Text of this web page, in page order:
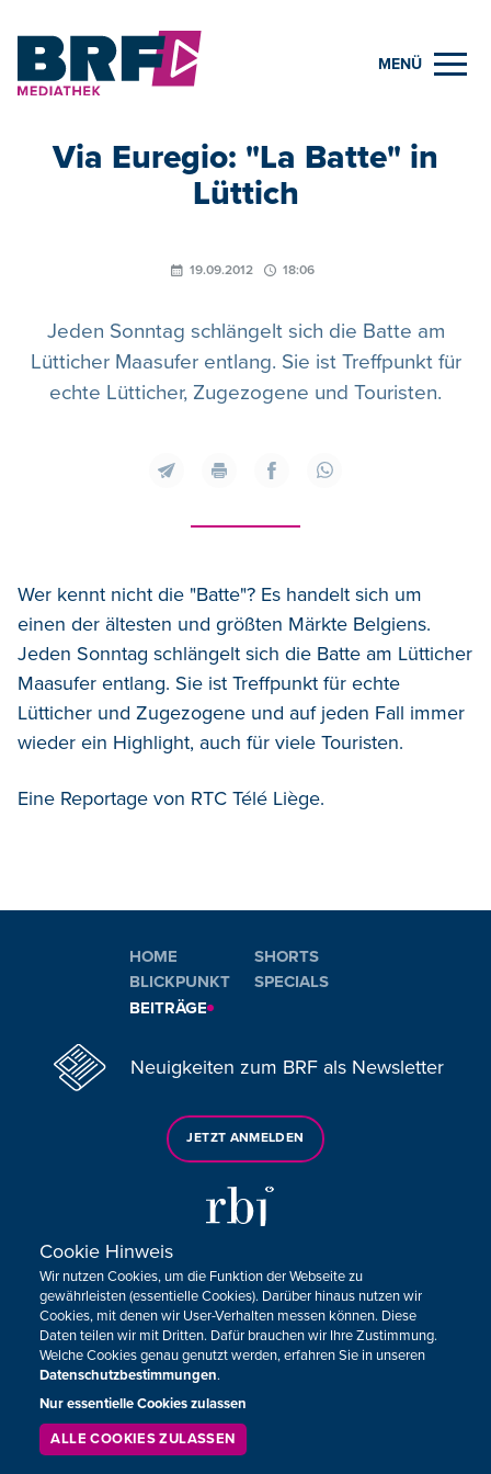
MENÜ
Via Euregio: "La Batte" in
Lüttich
19.09.2012 18:06
Jeden Sonntag schlängelt sich die Batte am
Lütticher Maasufer entlang. Sie ist Treffpunkt für
echte Lütticher, Zugezogene und Touristen.
Wer kennt nicht die "Batte"? Es handelt sich um
einen der ältesten und größten Märkte Belgiens.
Jeden Sonntag schlängelt sich die Batte am Lütticher
Maasufer entlang. Sie ist Treffpunkt für echte
Lütticher und Zugezogene und auf jeden Fall immer
wieder ein Highlight, auch für viele Touristen.
Eine Reportage von RTC Télé Liège.
HOME
BLICKPUNKT
BEITRÄGE
SHORTS
SPECIALS
Neuigkeiten zum BRF als Newsletter
JETZT ANMELDEN
Sie haben noch Fragen oder Anmerkungen?
KONTAKTIEREN SIE UNS!
Impressum Datenschutz
Cookie-Zustimmung anpassen
Cookie Hinweis
Wir nutzen Cookies, um die Funktion der Webseite zu
gewährleisten (essentielle Cookies). Darüber hinaus nutzen wir
Cookies, mit denen wir User-Verhalten messen können. Diese
Daten teilen wir mit Dritten. Dafür brauchen wir Ihre Zustimmung.
Welche Cookies genau genutzt werden, erfahren Sie in unseren
Datenschutzbestimmungen.
Nur essentielle Cookies zulassen
ALLE COOKIES ZULASSEN
LIVESTREAM